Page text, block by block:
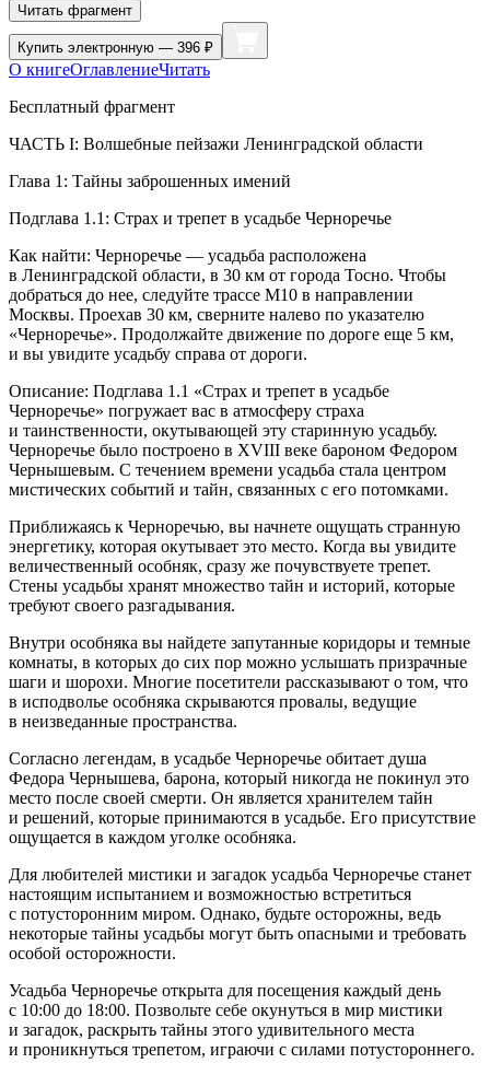
Читать фрагмент
Купить электронную — 396 ₽
О книгеОглавлениеЧитать
Бесплатный фрагмент
ЧАСТЬ I: Волшебные пейзажи Ленинградской области
Глава 1: Тайны заброшенных имений
Подглава 1.1: Страх и трепет в усадьбе Черноречье
Как найти: Черноречье — усадьба расположена
в Ленинградской области, в 30 км от города Тосно. Чтобы
добраться до нее, следуйте трассе М10 в направлении
Москвы. Проехав 30 км, сверните налево по указателю
«Черноречье». Продолжайте движение по дороге еще 5 км,
и вы увидите усадьбу справа от дороги.
Описание: Подглава 1.1 «Страх и трепет в усадьбе
Черноречье» погружает вас в атмосферу страха
и таинственности, окутывающей эту старинную усадьбу.
Черноречье было построено в XVIII веке бароном Федором
Чернышевым. С течением времени усадьба стала центром
мистических событий и тайн, связанных с его потомками.
Приближаясь к Черноречью, вы начнете ощущать странную
энергетику, которая окутывает это место. Когда вы увидите
величественный особняк, сразу же почувствуете трепет.
Стены усадьбы хранят множество тайн и историй, которые
требуют своего разгадывания.
Внутри особняка вы найдете запутанные коридоры и темные
комнаты, в которых до сих пор можно услышать призрачные
шаги и шорохи. Многие посетители рассказывают о том, что
в исподволье особняка скрываются провалы, ведущие
в неизведанные пространства.
Согласно легендам, в усадьбе Черноречье обитает душа
Федора Чернышева, барона, который никогда не покинул это
место после своей смерти. Он является хранителем тайн
и решений, которые принимаются в усадьбе. Его присутствие
ощущается в каждом уголке особняка.
Для любителей мистики и загадок усадьба Черноречье станет
настоящим испытанием и возможностью встретиться
с потусторонним миром. Однако, будьте осторожны, ведь
некоторые тайны усадьбы могут быть опасными и требовать
особой осторожности.
Усадьба Черноречье открыта для посещения каждый день
с 10:00 до 18:00. Позвольте себе окунуться в мир мистики
и загадок, раскрыть тайны этого удивительного места
и проникнуться трепетом, играючи с силами потустороннего.